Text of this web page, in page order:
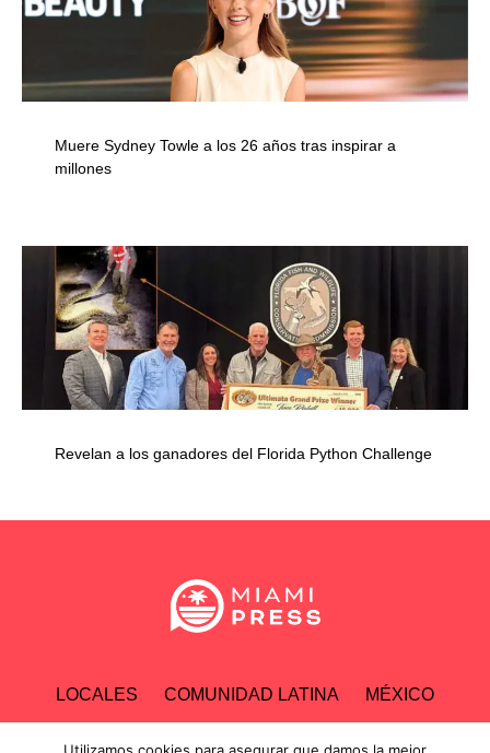
Muere Sydney Towle a los 26 años tras inspirar a
millones
Revelan a los ganadores del Florida Python Challenge
LOCALES COMUNIDAD LATINA MÉXICO
ESPECTÁCULOS TECNOLOGÍA ECONOMÍA